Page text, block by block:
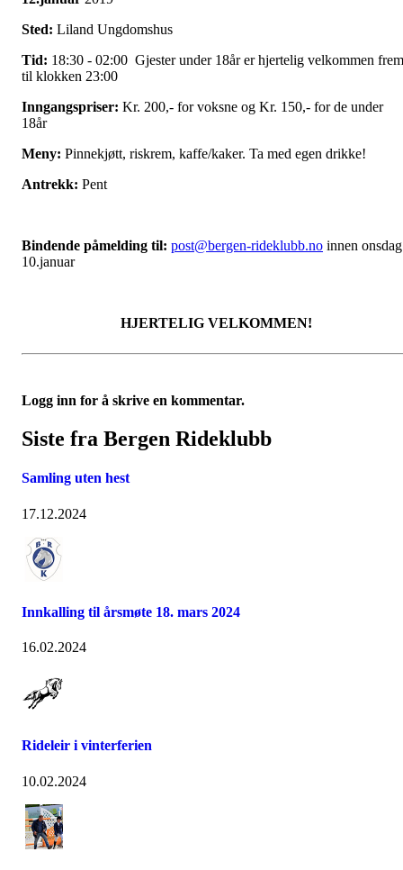
Sted: Liland Ungdomshus
Tid: 18:30 - 02:00 Gjester under 18år er hjertelig velkommen frem
til klokken 23:00
Inngangspriser: Kr. 200,- for voksne og Kr. 150,- for de under
18år
Meny: Pinnekjøtt, riskrem, kaffe/kaker. Ta med egen drikke!
Antrekk: Pent
Bindende påmelding til: post@bergen-rideklubb.no innen onsdag
10.januar
HJERTELIG VELKOMMEN!
Logg inn for å skrive en kommentar.
Siste fra Bergen Rideklubb
Samling uten hest
17.12.2024
Innkalling til årsmøte 18. mars 2024
16.02.2024
Rideleir i vinterferien
10.02.2024